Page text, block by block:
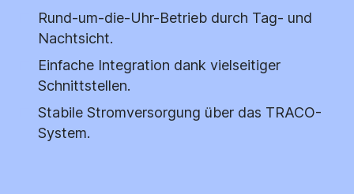
Rund-um-die-Uhr-Betrieb durch Tag- und
Nachtsicht.
Einfache Integration dank vielseitiger
Schnittstellen.
Stabile Stromversorgung über das TRACO-
System.